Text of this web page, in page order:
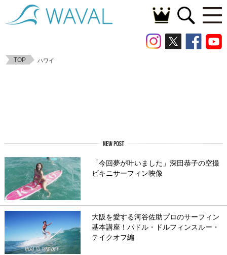
TOP ハワイ
「今回夢が叶いました」深田恭子の空撮
ビキニサーフィン映像
大阪を愛する河谷佐助プロのサーフィン
基本講座！パドル・ドルフィンスルー・
テイクオフ編